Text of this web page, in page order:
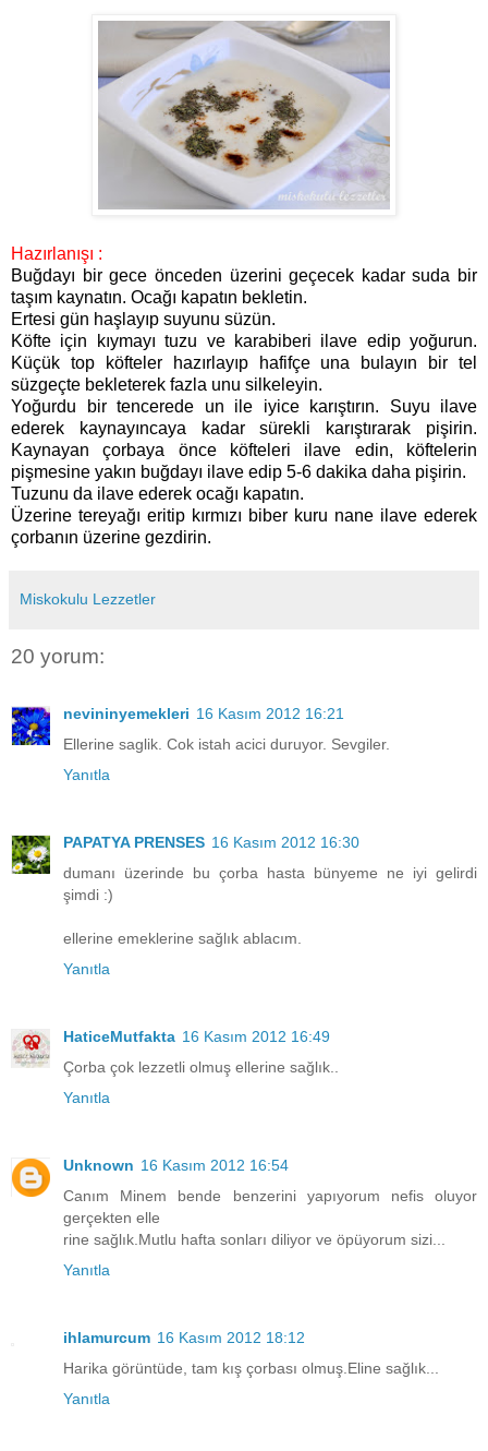
Hazırlanışı :
Buğdayı bir gece önceden üzerini geçecek kadar suda bir
taşım kaynatın. Ocağı kapatın bekletin.
Ertesi gün haşlayıp suyunu süzün.
Köfte için kıymayı tuzu ve karabiberi ilave edip yoğurun.
Küçük top köfteler hazırlayıp hafifçe una bulayın bir tel
süzgeçte bekleterek fazla unu silkeleyin.
Yoğurdu bir tencerede un ile iyice karıştırın. Suyu ilave
ederek kaynayıncaya kadar sürekli karıştırarak pişirin.
Kaynayan çorbaya önce köfteleri ilave edin, köftelerin
pişmesine yakın buğdayı ilave edip 5-6 dakika daha pişirin.
Tuzunu da ilave ederek ocağı kapatın.
Üzerine tereyağı eritip kırmızı biber kuru nane ilave ederek
çorbanın üzerine gezdirin.
Miskokulu Lezzetler
20 yorum:
nevininyemekleri 16 Kasım 2012 16:21
Ellerine saglik. Cok istah acici duruyor. Sevgiler.
Yanıtla
PAPATYA PRENSES 16 Kasım 2012 16:30
dumanı üzerinde bu çorba hasta bünyeme ne iyi gelirdi
şimdi :)
ellerine emeklerine sağlık ablacım.
Yanıtla
HaticeMutfakta 16 Kasım 2012 16:49
Çorba çok lezzetli olmuş ellerine sağlık..
Yanıtla
Unknown 16 Kasım 2012 16:54
Canım Minem bende benzerini yapıyorum nefis oluyor
gerçekten elle
rine sağlık.Mutlu hafta sonları diliyor ve öpüyorum sizi...
Yanıtla
ihlamurcum 16 Kasım 2012 18:12
Harika görüntüde, tam kış çorbası olmuş.Eline sağlık...
Yanıtla